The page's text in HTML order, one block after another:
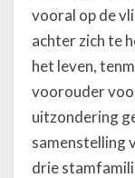
vooral op de
achter zich te
het leven,
voorouder
uitzondering
samenstelling
drie